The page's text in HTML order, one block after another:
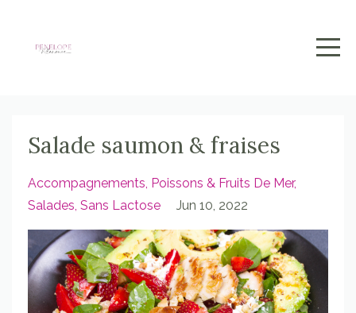
Salade saumon & fraises
Accompagnements Poissons & Fruits De Mer
Salades Sans Lactose Jun 10, 2022